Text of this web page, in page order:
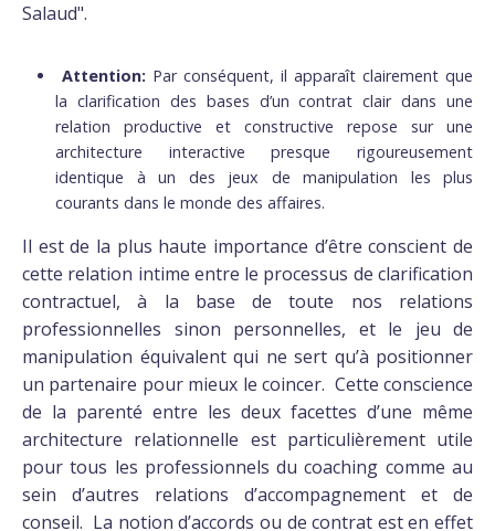
Salaud".
Attention: Par conséquent, il apparaît clairement que
la clarification des bases d’un contrat clair dans une
relation productive et constructive repose sur une
architecture interactive presque rigoureusement
identique à un des jeux de manipulation les plus
courants dans le monde des affaires.
Il est de la plus haute importance d’être conscient de
cette relation intime entre le processus de clarification
contractuel, à la base de toute nos relations
professionnelles sinon personnelles, et le jeu de
manipulation équivalent qui ne sert qu’à positionner
un partenaire pour mieux le coincer. Cette conscience
de la parenté entre les deux facettes d’une même
architecture relationnelle est particulièrement utile
pour tous les professionnels du coaching comme au
sein d’autres relations d’accompagnement et de
conseil. La notion d’accords ou de contrat est en effet